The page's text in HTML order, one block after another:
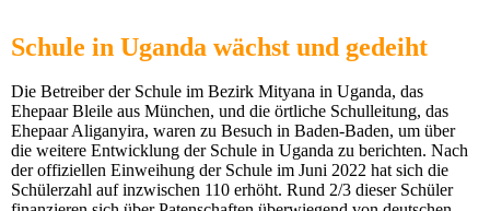
Schule in Uganda wächst und gedeiht
Die Betreiber der Schule im Bezirk Mityana in Uganda, das
Ehepaar Bleile aus München, und die örtliche Schulleitung, das
Ehepaar Aliganyira, waren zu Besuch in Baden-Baden, um über
die weitere Entwicklung der Schule in Uganda zu berichten. Nach
der offiziellen Einweihung der Schule im Juni 2022 hat sich die
Schülerzahl auf inzwischen 110 erhöht. Rund 2/3 dieser Schüler